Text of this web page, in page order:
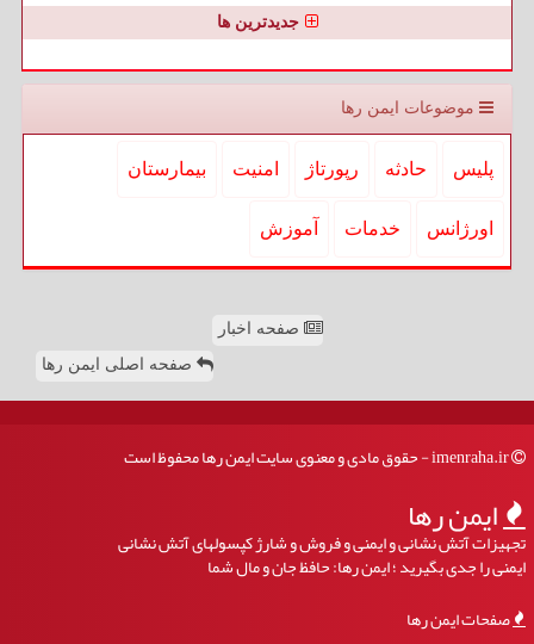
جدیدترین ها
موضوعات ایمن رها
پلیس حادثه رپورتاژ امنیت بیمارستان
اورژانس خدمات آموزش
صفحه اخبار
صفحه اصلی ایمن رها
ایمن رها
تجهیزات آتش نشانی و ایمنی و فروش و شارژ کپسولهای آتش نشانی
ایمنی را جدی بگیرید ؛ ایمن رها: حافظ جان و مال شما
صفحات ایمن رها